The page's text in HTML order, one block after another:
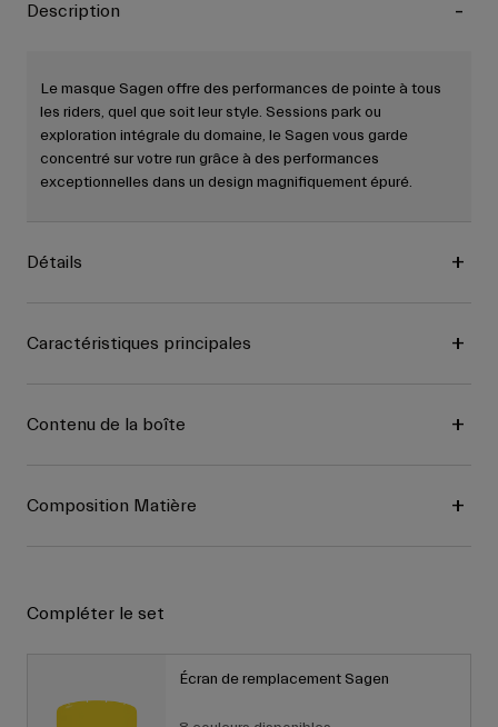
Description
Le masque Sagen offre des performances de pointe à tous
les riders, quel que soit leur style. Sessions park ou
exploration intégrale du domaine, le Sagen vous garde
concentré sur votre run grâce à des performances
exceptionnelles dans un design magnifiquement épuré.
Détails
Caractéristiques principales
Contenu de la boîte
Composition Matière
Compléter le set
Écran de remplacement Sagen